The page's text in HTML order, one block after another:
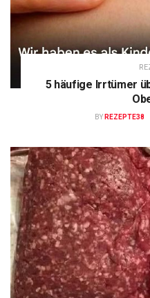
5 häufige Irrtümer
BY REZEPTE38